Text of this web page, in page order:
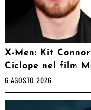
X-Men: Kit
Ciclope nel film
6 AGOSTO 2026